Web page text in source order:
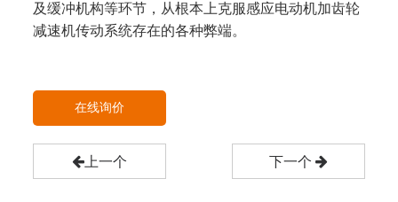
及缓冲机构等环节，从根本上克服感应电动机加齿轮
减速机传动系统存在的各种弊端。
在线询价
上一个 下一个